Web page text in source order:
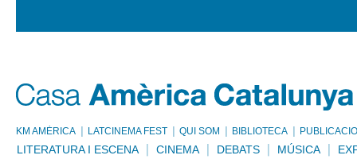
KM AMÈRICA LATCINEMA FEST QUI SOM BIBLIOTECA
LITERATURA I ESCENA CINEMA DEBATS MÚSICA